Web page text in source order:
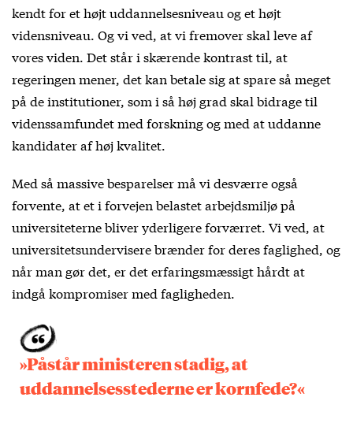
kendt for et højt uddannelsesniveau og et højt
vidensniveau. Og vi ved, at vi fremover skal leve af
vores viden. Det står i skærende kontrast til, at
regeringen mener, det kan betale sig at spare så meget
på de institutioner, som i så høj grad skal bidrage til
videnssamfundet med forskning og med at uddanne
kandidater af høj kvalitet.
Med så massive besparelser må vi desværre også
forvente, at et i forvejen belastet arbejdsmiljø på
universiteterne bliver yderligere forværret. Vi ved, at
universitetsundervisere brænder for deres faglighed, og
når man gør det, er det erfaringsmæssigt hårdt at
indgå kompromiser med fagligheden.
»Påstår ministeren stadig, at
uddannelsesstederne er kornfede?«